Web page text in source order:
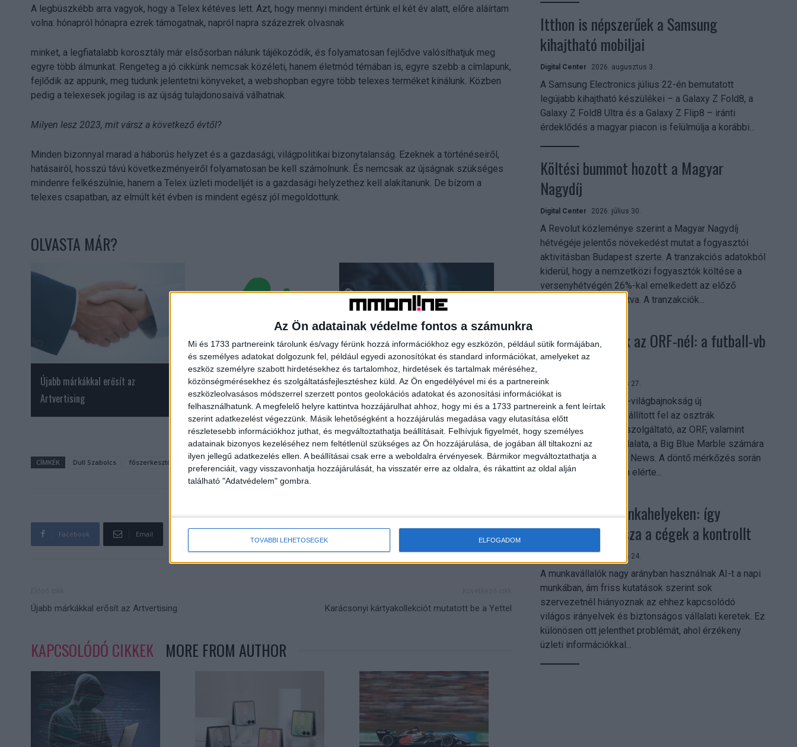
Az Ön adatainak védelme fontos a számunkra
Mi és 1733 partnereink tárolunk és/vagy férünk hozzá információkhoz egy eszközön, például sütik formájában,
és személyes adatokat dolgozunk fel, például egyedi azonosítókat és standard információkat, amelyeket az
eszköz személyre szabott hirdetésekhez és tartalomhoz, hirdetések és tartalmak méréséhez,
közönségmérésekhez és szolgáltatásfejlesztéshez küld. Az Ön engedélyével mi és a partnereink
eszközleolvasásos módszerrel szerzett pontos geolokációs adatokat és azonosítási információkat is
felhasználhatunk. A megfelelő helyre kattintva hozzájárulhat ahhoz, hogy mi és a 1733 partnereink a fent leírtak
szerint adatkezelést végezzünk. Másik lehetőségként a hozzájárulás megadása vagy elutasítása előtt
részletesebb információkhoz juthat, és megváltoztathatja beállításait. Felhívjuk figyelmét, hogy személyes
adatainak bizonyos kezeléséhez nem feltétlenül szükséges az Ön hozzájárulása, de jogában áll tiltakozni az
ilyen jellegű adatkezelés ellen. A beállításai csak erre a weboldalra érvényesek. Bármikor megváltoztathatja a
preferenciáit, vagy visszavonhatja hozzájárulását, ha visszatér erre az oldalra, és rákattint az oldal alján
található "Adatvédelem" gombra.
TOVÁBBI LEHETŐSÉGEK ELFOGADOM
A legbüszkébb arra vagyok, hogy a Telex kétéves lett. Azt, hogy mennyi mindent értünk el két év alatt, előre aláírtam
volna: hónapról hónapra ezrek támogatnak, napról napra százezrek olvasnak
minket, a legfiatalabb korosztály már elsősorban nálunk tájékozódik, és folyamatosan fejlődve valósíthatjuk meg
egyre több álmunkat. Rengeteg a jó cikkünk nemcsak közéleti, hanem életmód témában is, egyre szebb a címlapunk,
fejlődik az appunk, meg tudunk jelentetni könyveket, a webshopban egyre több telexes terméket kínálunk. Közben
pedig a telexesek jogilag is az újság tulajdonosaivá válhatnak.
Milyen lesz 2023, mit vársz a következő évtől?
Minden bizonnyal marad a háborús helyzet és a gazdasági, világpolitikai bizonytalanság. Ezeknek a történéseiről,
hatásairól, hosszú távú következményeiről folyamatosan be kell számolnunk. És nemcsak az újságnak szükséges
mindenre felkészülnie, hanem a Telex üzleti modelljét is a gazdasági helyzethez kell alakítanunk. De bízom a
telexes csapatban, az elmúlt két évben is mindent egész jól megoldottunk.
OLVASTA MÁR?
Újabb márkákkal erősít az
Artvertising
Új nevet kapott a Network4
streamingplatformja
Kiderült, hogyan bankolnak a fiatalok
CÍMKÉK Dull Szabolcs főszerkesztő háború infláció Telex választás
Facebook Email
Újabb márkákkal erősít az Artvertising Karácsonyi kártyakollekciót mutatott be a Yettel
KAPCSOLÓDÓ CIKKEK MORE FROM AUTHOR
Itthon is népszerűek a Samsung
kihajtható mobiljai
Digital Center 2026. augusztus 3.
A Samsung Electronics július 22-én bemutatott
legújabb kihajtható készülékei – a Galaxy Z Fold8, a
Galaxy Z Fold8 Ultra és a Galaxy Z Flip8 – iránti
érdeklődés a magyar piacon is felülmúlja a korábbi...
Költési bummot hozott a Magyar
Nagydíj
Digital Center 2026. július 30.
A Revolut közleménye szerint a Magyar Nagydíj
hétvégéje jelentős növekedést mutat a fogyasztói
aktivitásban Budapest szerte. A tranzakciós adatokból
kiderül, hogy a nemzetközi fogyasztók költése a
versenyhétvégén 26%-kal emelkedett az előző
hétvégéhez viszonyítva. A tranzakciók...
Rekordok dőltek az ORF-nél: a futball-vb
mindent vitt
Digital Center 2026. július 27.
A 2026-os labdarúgó-világbajnokság új
streamingrekordokat állított fel az osztrák
közszolgálati műsorszolgáltató, az ORF, valamint
technológiai leányvállalata, a Big Blue Marble számára
– írja a Broadband TV News. A döntő mérkőzés során
az átlagos nézőszám elérte...
Shadow AI a munkahelyeken: így
szerezhetik vissza a cégek a kontrollt
2026. július 24.
A munkavállalók nagy arányban használnak AI-t a napi
munkában, ám friss kutatások szerint sok
szervezetnél hiányoznak az ehhez kapcsolódó
világos irányelvek és biztonságos vállalati keretek. Ez
különösen ott jelenthet problémát, ahol érzékeny
üzleti információkkal...